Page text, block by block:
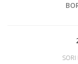
SORI